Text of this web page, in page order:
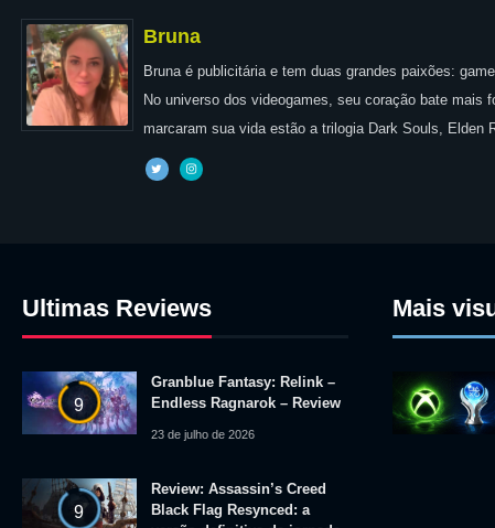
Bruna
Bruna é publicitária e tem duas grandes paixões:
No universo dos videogames, seu coração bate
marcaram sua vida estão a trilogia Dark Souls, Elden
Ultimas Reviews
9
Granblue Fantasy: Relink –
Endless Ragnarok – Review
23 de julho de 2026
9
Review: Assassin’s Creed
Black Flag Resynced: a
Mais